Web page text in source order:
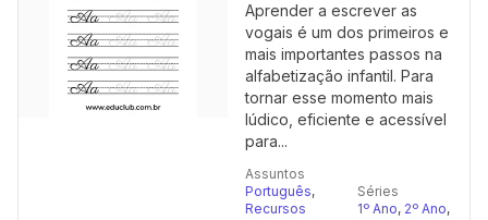
Aprender a escrever as
vogais é um dos primeiros e
mais importantes passos na
alfabetização infantil. Para
tornar esse momento mais
lúdico, eficiente e acessível
para...
Assuntos
Português,
Recursos
Séries
1º Ano, 2º Ano,